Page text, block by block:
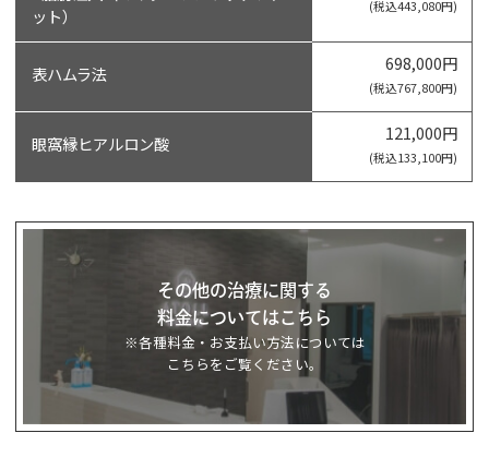
ット）
(税込443,080円)
表ハムラ法 698,000円
(税込767,800円)
眼窩縁ヒアルロン酸 121,000円
(税込133,100円)
その他の治療に関する
料金についてはこちら
※各種料金・お支払い方法については
こちらをご覧ください。